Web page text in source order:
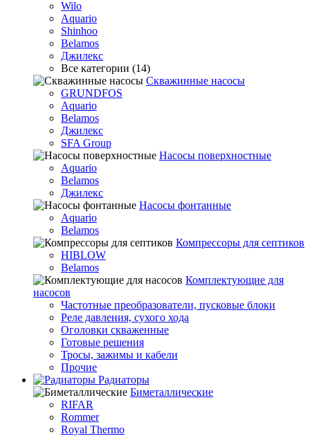
Wilo
Aquario
Shinhoo
Belamos
Джилекс
Все категории (14)
Скважинные насосы
GRUNDFOS
Aquario
Belamos
Джилекс
SFA Group
Насосы поверхностные
Aquario
Belamos
Джилекс
Насосы фонтанные
Aquario
Belamos
Компрессоры для септиков
HIBLOW
Belamos
Комплектующие для
насосов
Частотные преобразователи, пусковые блоки
Реле давления, сухого хода
Оголовки скваженные
Готовые решения
Тросы, зажимы и кабели
Прочие
Радиаторы
Биметаллические
RIFAR
Rommer
Royal Thermo